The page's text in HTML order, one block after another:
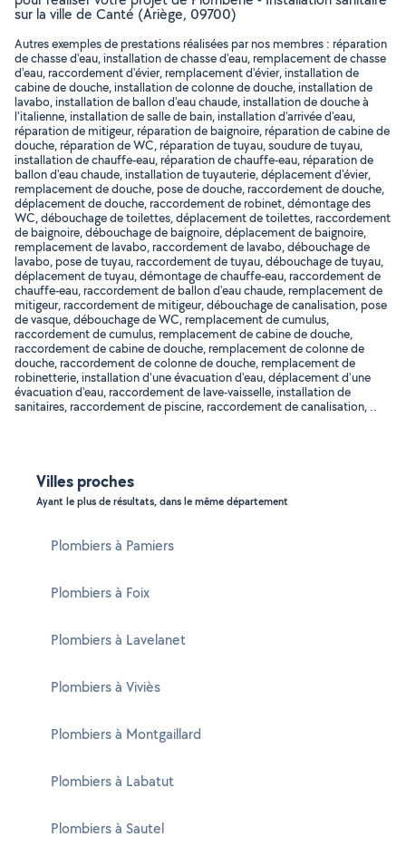
sur la ville de Canté (Ariège, 09700)
Autres exemples de prestations réalisées par nos membres : réparation
de chasse d'eau, installation de chasse d'eau, remplacement de chasse
d'eau, raccordement d'évier, remplacement d'évier, installation de
cabine de douche, installation de colonne de douche, installation de
lavabo, installation de ballon d'eau chaude, installation de douche à
l'italienne, installation de salle de bain, installation d'arrivée d'eau,
réparation de mitigeur, réparation de baignoire, réparation de cabine de
douche, réparation de WC, réparation de tuyau, soudure de tuyau,
installation de chauffe-eau, réparation de chauffe-eau, réparation de
ballon d'eau chaude, installation de tuyauterie, déplacement d'évier,
remplacement de douche, pose de douche, raccordement de douche,
déplacement de douche, raccordement de robinet, démontage des
WC, débouchage de toilettes, déplacement de toilettes, raccordement
de baignoire, débouchage de baignoire, déplacement de baignoire,
remplacement de lavabo, raccordement de lavabo, débouchage de
lavabo, pose de tuyau, raccordement de tuyau, débouchage de tuyau,
déplacement de tuyau, démontage de chauffe-eau, raccordement de
chauffe-eau, raccordement de ballon d'eau chaude, remplacement de
mitigeur, raccordement de mitigeur, débouchage de canalisation, pose
de vasque, débouchage de WC, remplacement de cumulus,
raccordement de cumulus, remplacement de cabine de douche,
raccordement de cabine de douche, remplacement de colonne de
douche, raccordement de colonne de douche, remplacement de
robinetterie, installation d'une évacuation d'eau, déplacement d'une
évacuation d'eau, raccordement de lave-vaisselle, installation de
sanitaires, raccordement de piscine, raccordement de canalisation, ..
Villes proches
Ayant le plus de résultats, dans le même département
Plombiers à Pamiers
Plombiers à Foix
Plombiers à Lavelanet
Plombiers à Viviès
Plombiers à Montgaillard
Plombiers à Labatut
Plombiers à Sautel